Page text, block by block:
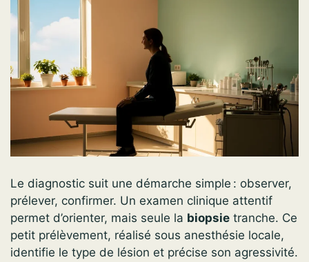
Le diagnostic suit une démarche simple : observer,
prélever, confirmer. Un examen clinique attentif
permet d’orienter, mais seule la biopsie tranche. Ce
petit prélèvement, réalisé sous anesthésie locale,
identifie le type de lésion et précise son agressivité.